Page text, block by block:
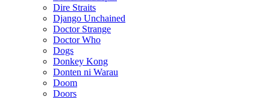
Dire Straits
Django Unchained
Doctor Strange
Doctor Who
Dogs
Donkey Kong
Donten ni Warau
Doom
Doors